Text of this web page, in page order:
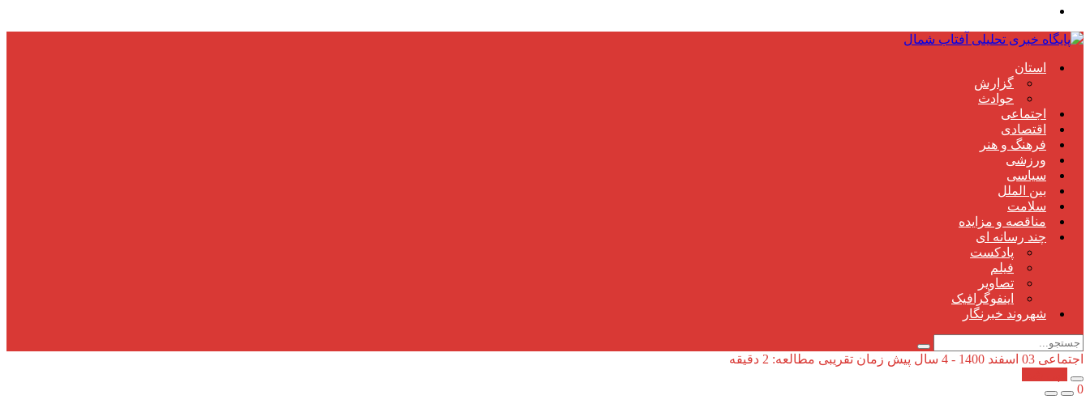
استان
گزارش
حوادث
اجتماعی
اقتصادی
فرهنگ و هنر
ورزشی
سیاسی
بین الملل
سلامت
مناقصه و مزایده
چند رسانه ای
پادکست
فیلم
تصاویر
اینفوگرافیک
شهروند خبرنگار
اجتماعی 03 اسفند 1400 - 4 سال پیش
زمان تقریبی مطالعه: 2 دقیقه
0